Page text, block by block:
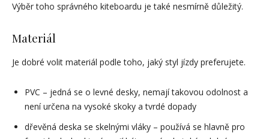
Výběr toho správného kiteboardu je také nesmírně důležitý.
Materiál
Je dobré volit materiál podle toho, jaký styl jízdy preferujete.
PVC – jedná se o levné desky, nemají takovou odolnost a
není určena na vysoké skoky a tvrdé dopady
dřevěná deska se skelnými vláky – používá se hlavně pro